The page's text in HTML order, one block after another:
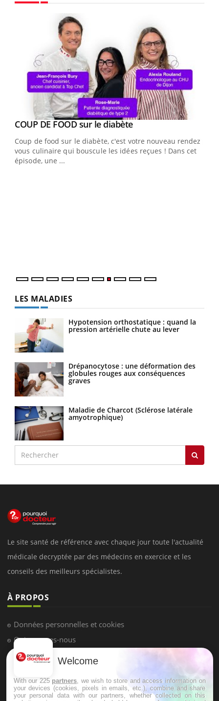
Youtube
COUP DE FOOD sur le diabèteYoutube
Coup de food sur le diabète, c'est votre nouveau rendez-
vous culinaire qui bouscule les idées reçues ! Dans cet
épisode, une ...
Youtube
Quand l’entreprise mise sur le bien être global
"Les rendez-vous de la santé et de la qualité de vie au
travail" de Pourquoi Docteur reçoivent Régis Blugeon,
DRH et directeur ...
LES MALADIES
Hypotension orthostatique : quand la
pression artérielle chute au lever
Drépanocytose : une déformation des
globules rouges aux conséquences
graves
Maladie de Charcot (Sclérose latérale
amyotrophique)
Le site santé de référence avec chaque jour toute l'actualité
médicale decryptée par des médecins en exercice et les
conseils des meilleurs spécialistes.
À PROPOS
Données personnelles et cookies
Qui sommes-nous
Conditions d'utilisation
Mentions Légales
Welcome
With our 225 partners , we wish to store and access information on
your devices (cookies, pixels in emails, etc.), combine and share
your personal data with our partners, whether collected on this